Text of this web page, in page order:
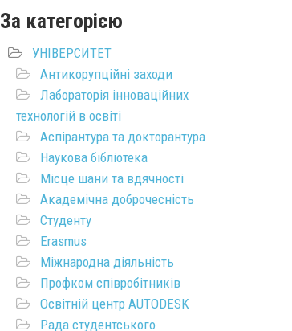
За категорією
УНІВЕРСИТЕТ
Антикорупційні заходи
Лабораторія інноваційних
технологій в освіті
Аспірантура та докторантура
Наукова бібліотека
Місце шани та вдячності
Академічна доброчесність
Студенту
Erasmus
Міжнародна діяльність
Профком співробітників
Освітній центр AUTODESK
Рада студентського